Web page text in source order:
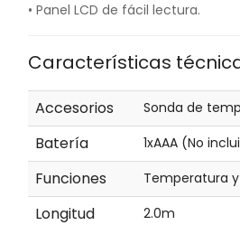
• Panel LCD de fácil lectura.
Características
Accesorios Sonda de
Batería 1xAAA (No
Funciones Temperatura
Longitud
2.0m